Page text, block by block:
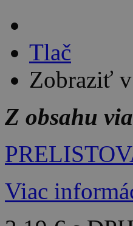
Tlač
Zobraziť
Z obsahu
Viac